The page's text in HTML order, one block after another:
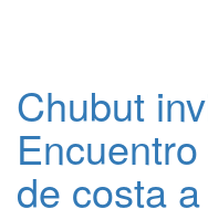
Chubut
de costa